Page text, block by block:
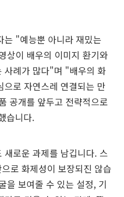
는 "예능뿐 아니라 재밌는
상이 배우의 이미지 환기와
사례가 많다"며 "배우의 화
로 자연스레 연결되는 만
공개를 앞두고 전략적으로
습니다.
새로운 과제를 남깁니다. 스
로 화제성이 보장되진 않습
을 보여줄 수 있는 설정, 기